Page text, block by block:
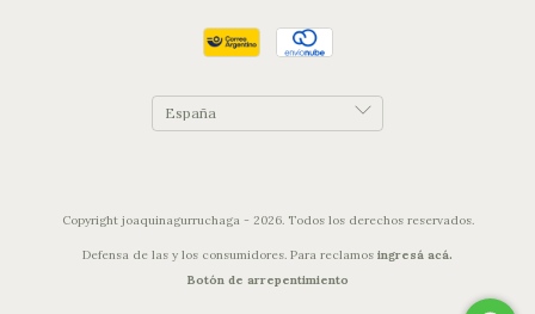
Copyright joaquinagurruchaga - 2026. Todos los derechos reservados.
Defensa de las y los consumidores. Para reclamos ingresá acá.
Botón de arrepentimiento